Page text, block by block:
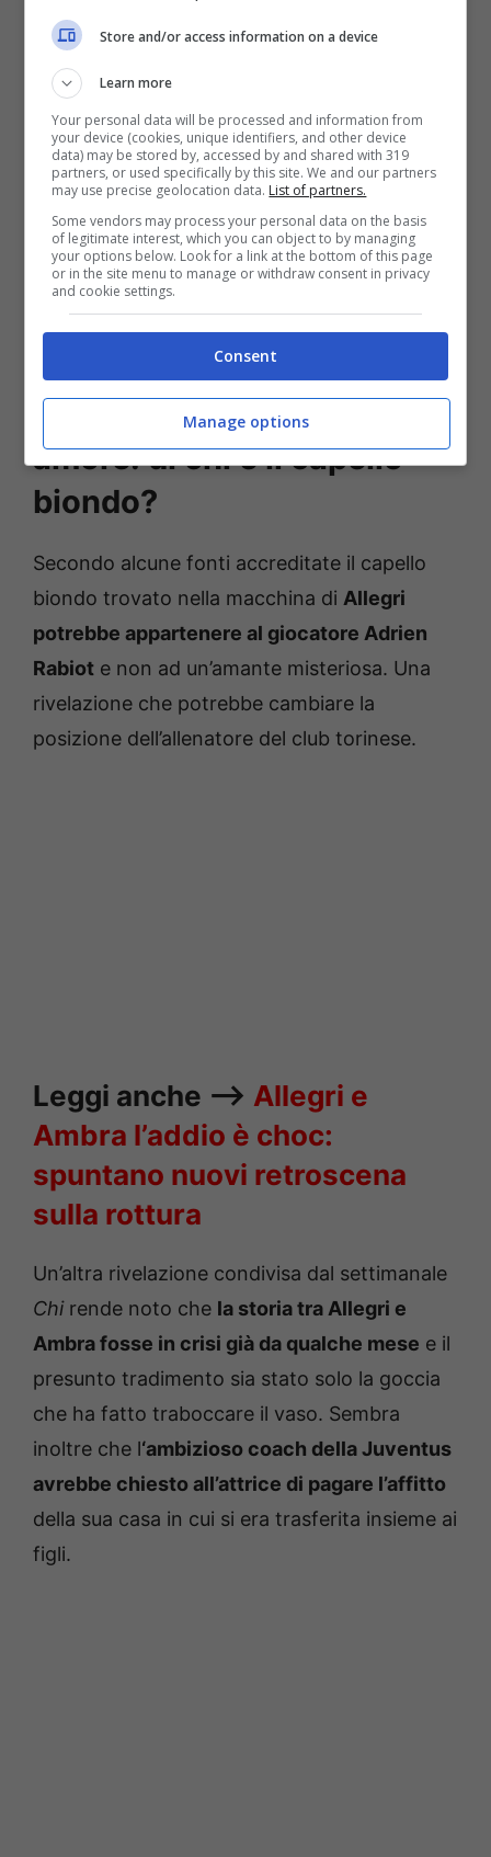
Leggi anche —->Ambra e
Francesco Renga, il
commento che fa sognare i
Allegri e Ambra fine di un
amore: di chi è il capello
biondo?
Secondo alcune fonti accreditate il capello
biondo trovato nella macchina di Allegri
potrebbe appartenere al giocatore Adrien
Rabiot e non ad un’amante misteriosa. Una
rivelazione che potrebbe cambiare la
posizione dell’allenatore del club torinese.
Leggi anche —-> Allegri e
Ambra l’addio è choc:
spuntano nuovi retroscena
sulla rottura
Un’altra rivelazione condivisa dal settimanale
Chirende noto che la storia tra Allegri e
Ambra fosse in crisi già da qualche mese e il
presunto tradimento sia stato solo la goccia
che ha fatto traboccare il vaso. Sembra
inoltre che l‘ambizioso coach della Juventus
avrebbe chiesto all’attrice di pagare l’affitto
della sua casa in cui si era trasferita insieme ai
figli.
Store and/or access information on a device
Learn more
Your personal data will be processed and information from
your device (cookies, unique identifiers, and other device
data) may be stored by, accessed by and shared with 319
partners, or used specifically by this site. We and our partners
may use precise geolocation data. List of partners.
Some vendors may process your personal data on the basis
of legitimate interest, which you can object to by managing
your options below. Look for a link at the bottom of this page
or in the site menu to manage or withdraw consent in privacy
and cookie settings.
Consent
Manage options